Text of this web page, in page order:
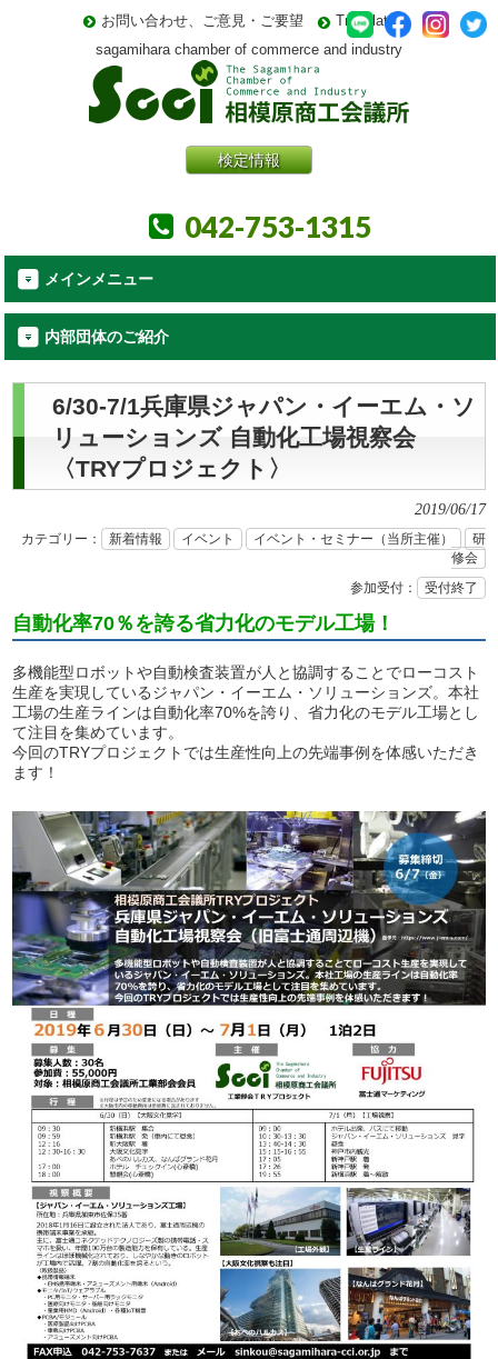
sagamihara chamber of commerce and industry
お問い合わせ、ご意見・ご要望 Translate
検定情報
042-753-1315
メインメニュー
内部団体のご紹介
6/30-7/1兵庫県ジャパン・イーエム・ソ
リューションズ 自動化工場視察会
〈TRYプロジェクト〉
2019/06/17
カテゴリー： 新着情報 イベント イベント・セミナー（当所主催）
研
修会
参加受付：
受付終了
自動化率70％を誇る省力化のモデル工場！
多機能型ロボットや自動検査装置が人と協調することでローコスト
生産を実現しているジャパン・イーエム・ソリューションズ。本社
工場の生産ラインは自動化率70%を誇り、省力化のモデル工場とし
て注目を集めています。
今回のTRYプロジェクトでは生産性向上の先端事例を体感いただき
ます！